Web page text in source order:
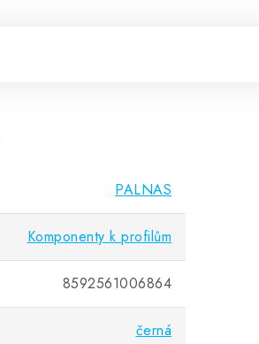
PALNAS
Komponenty k profilům
8592561006864
černá